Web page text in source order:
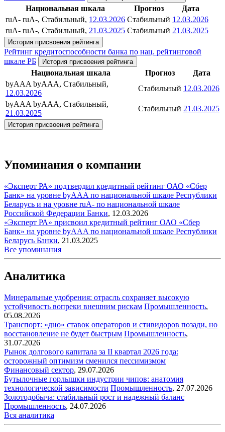
Национальная шкала Прогноз
Дата
ruA- ruA-, Стабильный, 12.03.2026 Стабильный 12.03.2026
ruA- ruA-, Стабильный, 21.03.2025 Стабильный 21.03.2025
История присвоения рейтинга
Рейтинг кредитоспособности банка по нац. рейтинговой
шкале РБ
История присвоения рейтинга
Национальная шкала Прогноз
Дата
byAAA byAAA, Стабильный,
12.03.2026
Стабильный 12.03.2026
byAAA byAAA, Стабильный,
21.03.2025
Стабильный 21.03.2025
История присвоения рейтинга
Упоминания о компании
«Эксперт РА» подтвердил кредитный рейтинг ОАО «Сбер
Банк» на уровне byAAA по национальной шкале Республики
Беларусь и на уровне ruA- по национальной шкале
Российской Федерации Банки, 12.03.2026
«Эксперт РА» присвоил кредитный рейтинг ОАО «Сбер
Банк» на уровне byAAA по национальной шкале Республики
Беларусь Банки, 21.03.2025
Все упоминания
Аналитика
Минеральные удобрения: отрасль сохраняет высокую
устойчивость вопреки внешним рискам Промышленность,
05.08.2026
Транспорт: «дно» ставок операторов и стивидоров позади, но
восстановление не будет быстрым Промышленность,
31.07.2026
Рынок долгового капитала за II квартал 2026 года:
осторожный оптимизм сменился пессимизмом
Финансовый сектор, 29.07.2026
Бутылочные горлышки индустрии чипов: анатомия
технологической зависимости Промышленность, 27.07.2026
Золотодобыча: стабильный рост и надежный баланс
Промышленность, 24.07.2026
Вся аналитика